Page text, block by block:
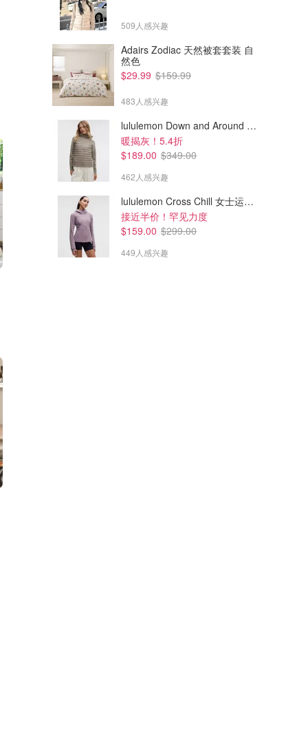
509人感兴趣
Adairs Zodiac 天然被套套装 自
然色
$29.99 $159.99
483人感兴趣
lululemon Down and Around 羽绒夹克
暖揭灰！5.4折
$189.00 $349.00
462人感兴趣
lululemon Cross Chill 女士运动外套
接近半价！罕见力度
$159.00 $299.00
449人感兴趣